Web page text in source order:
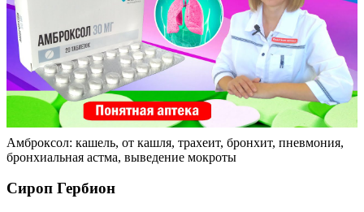
Амброксол: кашель, от кашля, трахеит, бронхит, пневмония,
бронхиальная астма, выведение мокроты
Сироп Гербион